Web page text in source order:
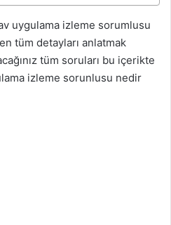
uygulama izleme sorumlusu
tüm detayları anlatmak
tüm soruları bu içerikte
izleme sorunlusu nedir